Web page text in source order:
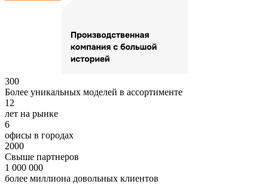
300
Более уникальных моделей в ассортименте
12
лет на рынке
6
офисы в городах
2000
Свыше партнеров
1 000 000
более миллиона довольных клиентов